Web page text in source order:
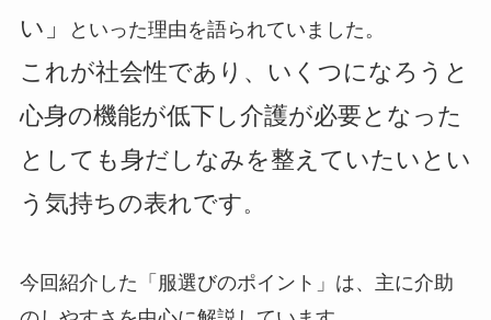
い」
といった理由を語られていました。
これが社会性であり、いくつになろうと
心身の機能が低下し介護が必要となった
としても身だしなみを整えていたいとい
う気持ちの表れです。
今回紹介した「服選びのポイント」は、主に介助